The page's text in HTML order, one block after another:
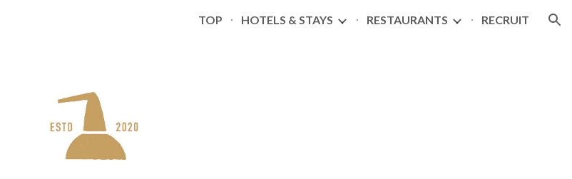
Skip to navigation
TOP HOTELS & STAYS RESTAURANTS RECRUIT